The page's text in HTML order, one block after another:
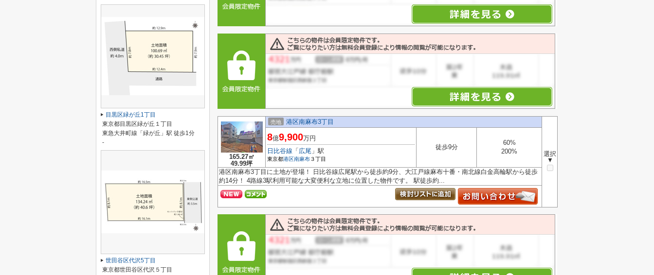
165.27㎡
49.99坪
売地 港区南麻布3丁目
選択
▼
8億9,900万円
日比谷線 「 広尾 」駅
東京都港区南麻布３丁目
徒歩9分
60%
200%
港区南麻布3丁目に土地が登場！ 日比谷線広尾駅から徒歩約9分、大江戸線麻布十番・南北線白金高輪駅から徒歩
約14分！ 4路線3駅利用可能な大変便利な立地に位置した物件です。 駅徒歩約...
目黒区緑が丘1丁目
東京都目黒区緑が丘１丁目
東急大井町線「緑が丘」駅 徒歩1分
-
世田谷区代沢5丁目
東京都世田谷区代沢５丁目